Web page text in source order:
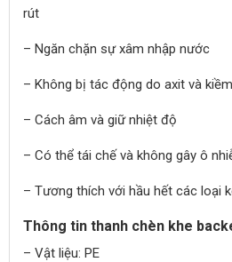
rút
– Ngăn chặn sự xâm nhập nước
– Không bị tác động do axit và kiềm
– Cách âm và giữ nhiệt độ
– Có thể tái chế và không gây ô
– Tương thích với hầu hết các loại
Thông tin thanh chèn khe
– Vật liệu: PE